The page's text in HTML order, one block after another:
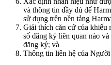
và thông tin đầy đủ để
sử dụng trên nền tảng
Giải thích căn cứ của khiếu
số đăng ký liên quan nào
đăng ký; và
Thông tin liên hệ của